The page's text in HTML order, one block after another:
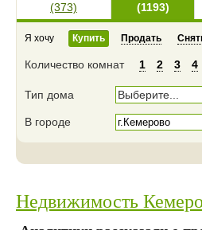
(373)
(1193)
Я хочу Купить Продать
Количество комнат 1 2 3 4
Тип дома Выберите...
В городе
Недвижимость